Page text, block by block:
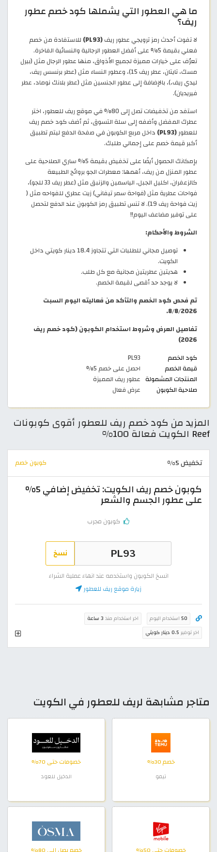
ما هي العطور التي يشملها كود خصم عطور
ريف؟
لا تفوت أحدث رمز ترويجي عطور ريف(PL93)
للاستفادة من خصم
فعلي بقيمة 5% على أفضل العطور الرجالية والنسائية الفاخرة.
تعرّف على خيارات مميزة لجميع الأذواق، منها عطور الرجال مثل (بيرل
مسك، تايتان، عطر ريف 15)، وعطور النساء مثل (عطر برنسس ريف،
ليدي ريف،)، بالإضافة إلى عطور الجنسين مثل (عطر بلانك نوماد، عطر
فيريديان).
استفد من تخفيضات تصل إلى 80% في موقع ريف للعطور، اختر
عطرك المفضل وأضفه إلى سلة التسوق، ثم أضف كود خصم ريف
للعطور(PL93)
داخل مربع الكوبون في صفحة الدفع ليتم تطبيق
أكبر قيمة خصم على إجمالي طلبك.
بإمكانك الحصول أيضًا على تخفيض بقيمة 5% ساري الصلاحية على
عطور المنزل من ريف، أهمها: معطرات الجو بروائح الطبيعة
كالزعفران، اكليل الجبل، الياسمين والزنبق مثل (عطر ريف 33 للجو)،
فواحات عطرية مثل (فواحة سمر تيفاني) زيت عطري للفواحه مثل (
زيت فواحة ريف 19). لا تنس تطبيق رمز الكوبون عند الدفع لتحصل
على توفير مضاعف اليوم!!
الشروط والأحكام:
توصيل مجاني للطلبات التي تتجاوز 18.4 دينار كويتي داخل
الكويت.
هديتين عطريتين مجانية مع كل طلب.
لا يوجد حد أقصى لقيمة الخصم.
تم فحص كود الخصم والتأكد من فعاليته اليوم السبت
8/8/2026.
تفاصيل العرض وشروط استخدام الكوبون (كود خصم ريف
2026)
كود الخصم
PL93
قيمة الخصم
احصل على خصم 5%
المنتجات المشمولة عطور ريف المميزة
صلاحية الكوبون
عرض فعال
المزيد من كود خصم ريف للعطور أقوى كوبونات
Reef الكويت فعالة 100%
تخفيض 5% كوبون خصم
كوبون خصم ريف الكويت: تخفيض إضافي 5%
على عطور الجسم والشعر
كوبون مجرب
نسخ
انسخ الكوبون واستخدمه عند انهاء عملية الشراء
زيارة موقع ريف للعطور
50 استخدام اليوم اخر استخدام منذ 3 ساعة
اخر توفير 0.5 دينار كويتي
متاجر مشابهة لريف للعطور في الكويت
خصم 30%
تيمو
خصومات حتى 70%
الدخيل للعود